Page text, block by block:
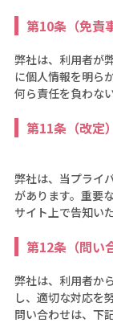
第10条（免責
弊社は、利用者が
に個人情報を明ら
何ら責任を負わな
第11条（改定）
弊社は、当プライ
があります。重要
サイト上で告知い
第12条（問い
弊社は、利用者か
し、適切な対応を
問い合わせは、下